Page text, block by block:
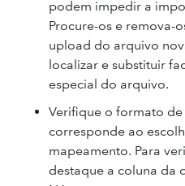
podem impedir a
Procure-os e remova-
upload do arquivo
localizar e substituir
especial do arquivo.
Verifique o formato
corresponde ao
mapeamento. Para
destaque a coluna da